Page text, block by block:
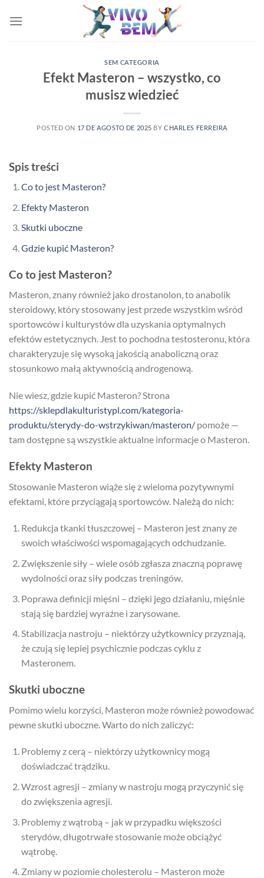
SEM CATEGORIA
Efekt Masteron – wszystko, co
musisz wiedzieć
POSTED ON 17 DE AGOSTO DE 2025 BYCHARLES FERREIRA
Spis treści
Co to jest Masteron?
Efekty Masteron
Skutki uboczne
Gdzie kupić Masteron?
Co to jest Masteron?
Masteron, znany również jako drostanolon, to anabolik
steroidowy, który stosowany jest przede wszystkim wśród
sportowców i kulturystów dla uzyskania optymalnych
efektów estetycznych. Jest to pochodna testosteronu, która
charakteryzuje się wysoką jakością anaboliczną oraz
stosunkowo małą aktywnością androgenową.
Nie wiesz, gdzie kupić Masteron? Strona
https://sklepdlakulturistypl.com/kategoria-
produktu/sterydy-do-wstrzykiwan/masteron/ pomoże —
tam dostępne są wszystkie aktualne informacje o Masteron.
Efekty Masteron
Stosowanie Masteron wiąże się z wieloma pozytywnymi
efektami, które przyciągają sportowców. Należą do nich:
Redukcja tkanki tłuszczowej – Masteron jest znany ze
swoich właściwości wspomagających odchudzanie.
Zwiększenie siły – wiele osób zgłasza znaczną poprawę
wydolności oraz siły podczas treningów.
Poprawa definicji mięśni – dzięki jego działaniu, mięśnie
stają się bardziej wyraźne i zarysowane.
Stabilizacja nastroju – niektórzy użytkownicy przyznają,
że czują się lepiej psychicznie podczas cyklu z
Masteronem.
Skutki uboczne
Pomimo wielu korzyści, Masteron może również powodować
pewne skutki uboczne. Warto do nich zaliczyć:
Problemy z cerą – niektórzy użytkownicy mogą
doświadczać trądziku.
Wzrost agresji – zmiany w nastroju mogą przyczynić się
do zwiększenia agresji.
Problemy z wątrobą – jak w przypadku większości
sterydów, długotrwałe stosowanie może obciążyć
wątrobę.
Zmiany w poziomie cholesterolu – Masteron może